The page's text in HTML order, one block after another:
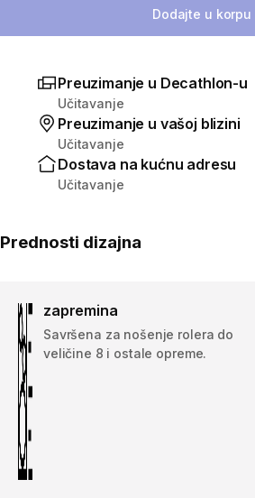
Dodajte u korpu
Preuzimanje u Decathlon-u
Učitavanje
Preuzimanje u vašoj blizini
Učitavanje
Dostava na kućnu adresu
Učitavanje
Prednosti dizajna
zapremina
Savršena za nošenje rolera do
veličine 8 i ostale opreme.